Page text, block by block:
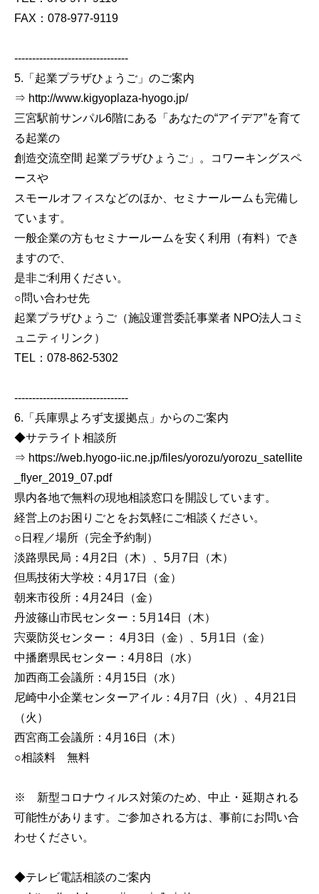
FAX：078-977-9119
--------------------------------
5.「起業プラザひょうご」のご案内
⇒ http://www.kigyoplaza-hyogo.jp/
三宮駅前サンパル6階にある「あなたの“アイデア”を育て
る起業の
創造交流空間 起業プラザひょうご」。コワーキングスペ
ースや
スモールオフィスなどのほか、セミナールームも完備し
ています。
一般企業の方もセミナールームを安く利用（有料）でき
ますので、
是非ご利用ください。
○問い合わせ先
起業プラザひょうご（施設運営委託事業者 NPO法人コミ
ュニティリンク）
TEL：078-862-5302
--------------------------------
6.「兵庫県よろず支援拠点」からのご案内
◆サテライト相談所
⇒ https://web.hyogo-iic.ne.jp/files/yorozu/yorozu_satellite
_flyer_2019_07.pdf
県内各地で無料の現地相談窓口を開設しています。
経営上のお困りごとをお気軽にご相談ください。
○日程／場所（完全予約制）
淡路県民局：4月2日（木）、5月7日（木）
但馬技術大学校：4月17日（金）
朝来市役所：4月24日（金）
丹波篠山市民センター：5月14日（木）
宍粟防災センター： 4月3日（金）、5月1日（金）
中播磨県民センター：4月8日（水）
加西商工会議所：4月15日（水）
尼崎中小企業センターアイル：4月7日（火）、4月21日
（火）
西宮商工会議所：4月16日（木）
○相談料 無料
※ 新型コロナウィルス対策のため、中止・延期される
可能性があります。ご参加される方は、事前にお問い合
わせください。
◆テレビ電話相談のご案内